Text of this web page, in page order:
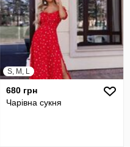
S, M, L
680 грн
Чарівна сукня